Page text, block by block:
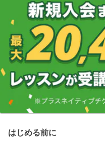
はじめる前に